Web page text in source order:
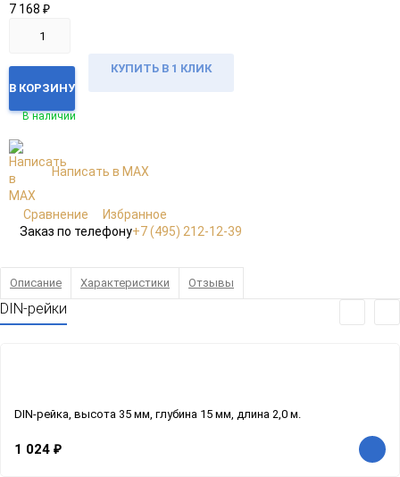
7 168 ₽
В КОРЗИНУ
КУПИТЬ В 1 КЛИК
В наличии
Написать в MAX
Сравнение
Избранное
Заказ по телефону+7 (495) 212-12-39
Описание Характеристики Отзывы
DIN-рейки
DIN-рейка, высота 35 мм, глубина 15 мм, длина 2,0 м.
1 024 ₽